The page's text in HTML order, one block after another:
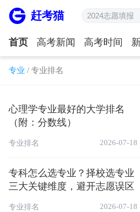
赶考猫
首页 高考新闻 高考时间
大学排名
大学学费 院校地址 专业排
王牌专业 录取分数线 高
志愿填报答疑 招生计划 招
高考录
专业 /专业排名
心理学专业最好的大学排名
（附：分数线）
专业排名 2026-07-18
专科怎么选专业？择校选专业
三大关键维度，避开志愿误区
专业排名 2026-07-18